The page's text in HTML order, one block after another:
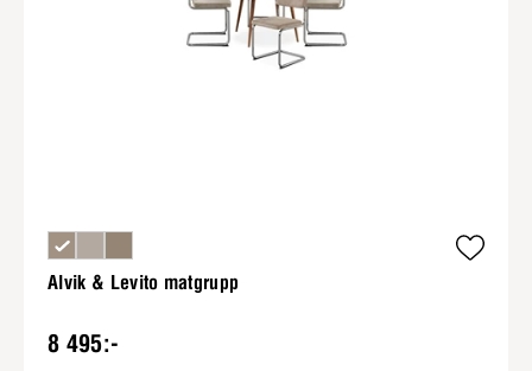
Alvik & Levito matgrupp
8 495:-